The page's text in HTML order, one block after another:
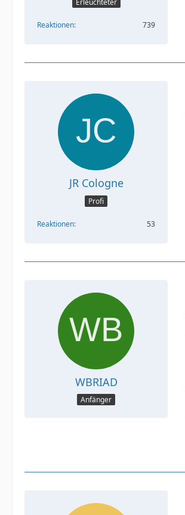
Erleuchteter
Reaktionen 739
JR Cologne
Profi
Reaktionen 53
WBRIAD
Anfänger